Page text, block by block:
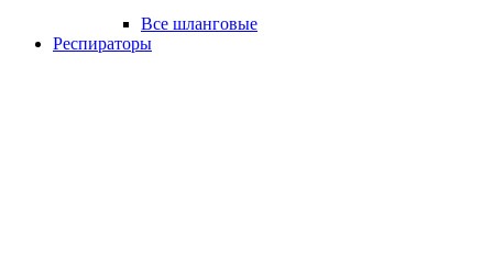
Все шланговые
Респираторы